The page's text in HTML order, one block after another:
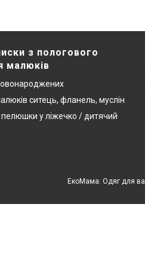
з пологового
малюків
ситець, фланель, муслін
пелюшки у ліжечко / дитячий